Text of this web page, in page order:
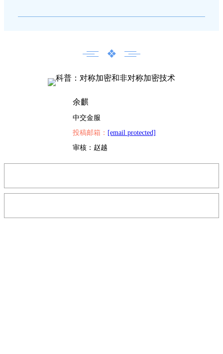
❖
余麒
中交金服
投稿邮箱： [email protected]
审核：赵越